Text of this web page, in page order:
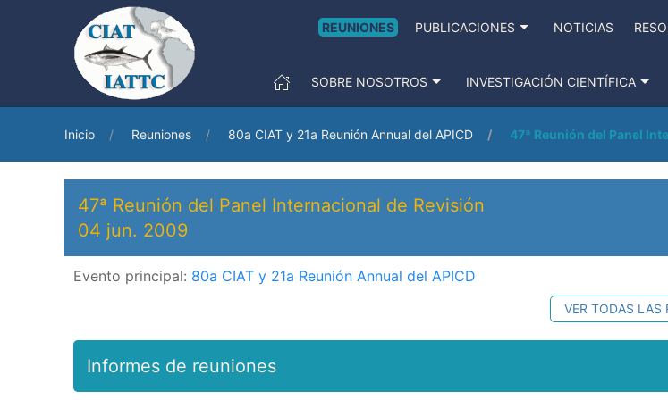
REUNIONES PUBLICACIONES NOTICIAS
SOBRE NOSOTROS INVESTIGACIÓN CIENTÍFICA
Inicio Reuniones 80a CIAT y 21a Reunión Annual del APICD 47ª Reunión del Panel
47ª Reunión del Panel Internacional de Revisión
04 jun. 2009
Evento principal: 80a CIAT y 21a Reunión Annual del APICD
VER TODAS LAS
Informes de reuniones